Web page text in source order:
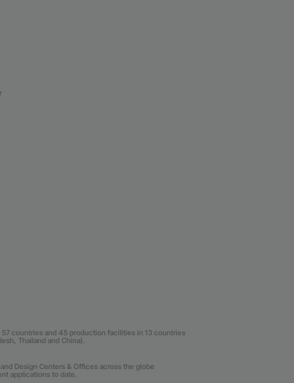
countries and 45 production facilities in 13 countries
Thailand and China).
Design Centers & Offices across the globe
applications to date.